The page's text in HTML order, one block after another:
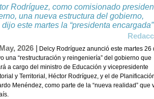
Rodríguez, como comisionado
una nueva estructura del gobierno,
este martes la “presidenta encargada”
2026 | Delcy Rodríguez anunció este martes 26
una “restructuración y reingeniería” del gobierno que
a cargo del ministro de Educación y vicepresidente
y Territorial, Héctor Rodríguez, y el de
Menéndez, como parte de la “nueva realidad” que